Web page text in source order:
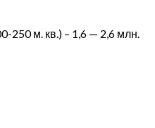
250 м. кв.) – 1,6 — 2,6 млн.